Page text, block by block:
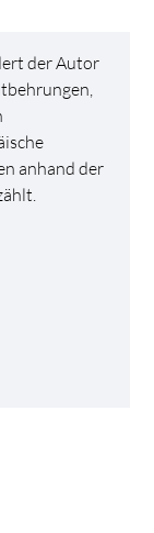
der Autor
anhand der